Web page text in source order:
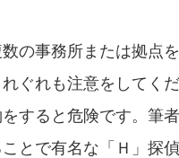
の事務所または拠点
ぐれも注意をしてく
すると危険です。筆
とで有名な「Ｈ」探